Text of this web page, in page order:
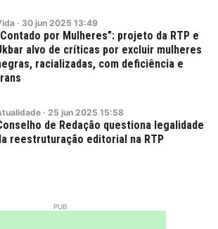
· 30 jun 2025 13:49
por Mulheres”: projeto da RTP e
alvo de críticas por excluir mulheres
racializadas, com deficiência e
· 25 jun 2025 15:58
de Redação questiona legalidade
reestruturação editorial na RTP